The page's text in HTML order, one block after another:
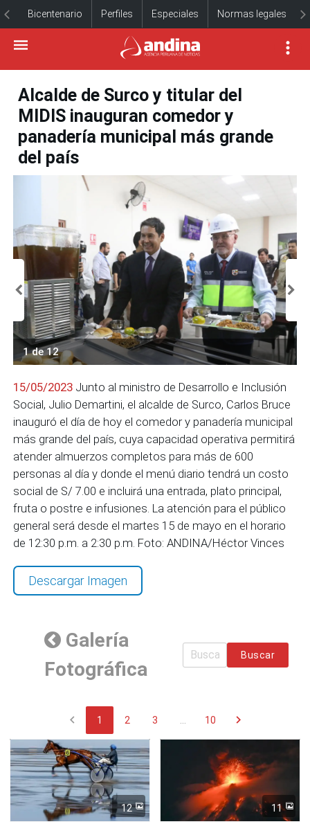
Bicentenario Perfiles Especiales Normas legales
Alcalde de Surco y titular del
MIDIS inauguran comedor y
panadería municipal más grande
del país
1 de 12
15/05/2023 Junto al ministro de Desarrollo e Inclusión
Social, Julio Demartini, el alcalde de Surco, Carlos Bruce
inauguró el día de hoy el comedor y panadería municipal
más grande del país, cuya capacidad operativa permitirá
atender almuerzos completos para más de 600
personas al día y donde el menú diario tendrá un costo
social de S/ 7.00 e incluirá una entrada, plato principal,
fruta o postre e infusiones. La atención para el público
general será desde el martes 15 de mayo en el horario
de 12:30 p.m. a 2:30 p.m. Foto: ANDINA/Héctor Vinces
Descargar Imagen
Galería
Fotográfica
Buscar
chevron_left 1 2 3 10 chevron_right
12 11